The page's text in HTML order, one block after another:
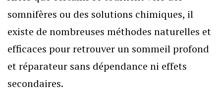
somnifères ou des solutions chimiques, il
existe de nombreuses méthodes naturelles et
efficaces pour retrouver un sommeil profond
et réparateur sans dépendance ni effets
secondaires.